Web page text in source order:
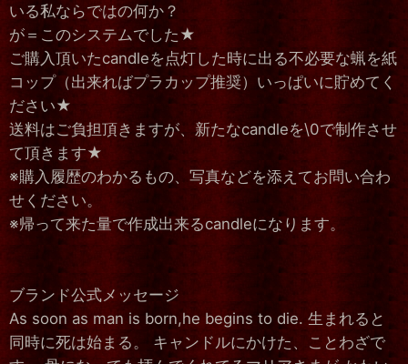
いる私ならではの何か？
が＝このシステムでした★
ご購入頂いたcandleを点灯した時に出る不必要な蝋を紙
コップ（出来ればプラカップ推奨）いっぱいに貯めてく
ださい★
送料はご負担頂きますが、新たなcandleを\0で制作させ
て頂きます★
※購入履歴のわかるもの、写真などを添えてお問い合わ
せください。
※帰って来た量で作成出来るcandleになります。
ブランド公式メッセージ
As soon as man is born,he begins to die. 生まれると
同時に死は始まる。 キャンドルにかけた、ことわざで